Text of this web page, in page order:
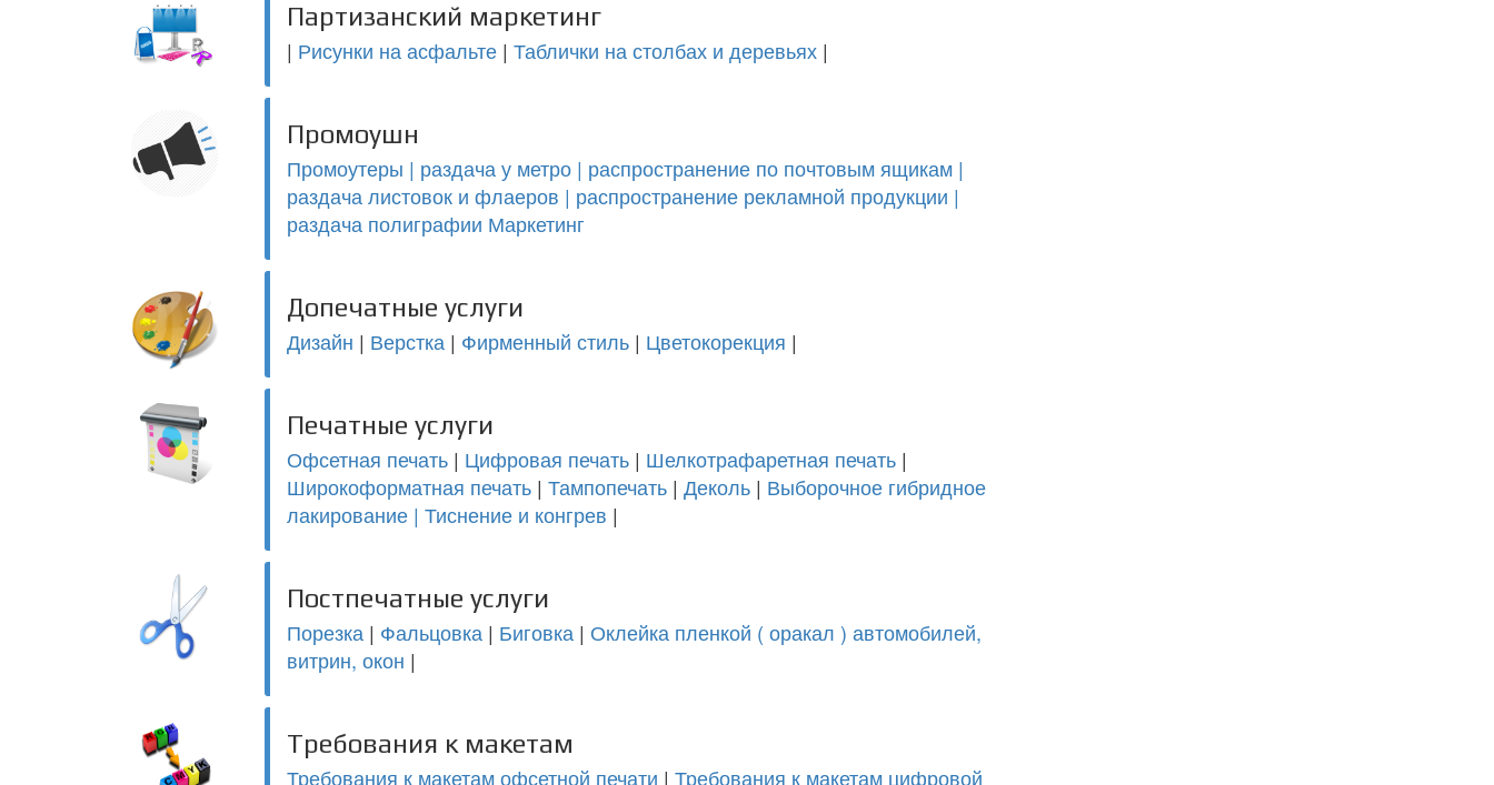
Партизанский маркетинг
| Рисунки на асфальте |Таблички на столбах и деревьях |
Промоушн
Промоутеры | раздача у метро | распространение по почтовым ящикам |
раздача листовок и флаеров | распространение рекламной продукции |
раздача полиграфии Маркетинг
Допечатные услуги
Дизайн | Верстка | Фирменный стиль | Цветокорекция |
Печатные услуги
Офсетная печать | Цифровая печать | Шелкотрафаретная печать |
Широкоформатная печать |Тампопечать |Деколь | Выборочное гибридное
лакирование |Тиснение и конгрев |
Постпечатные услуги
Порезка | Фальцовка | Биговка | Оклейка пленкой ( оракал ) автомобилей,
витрин, окон |
Требования к макетам
Требования к макетам офсетной печати |Требования к макетам цифровой